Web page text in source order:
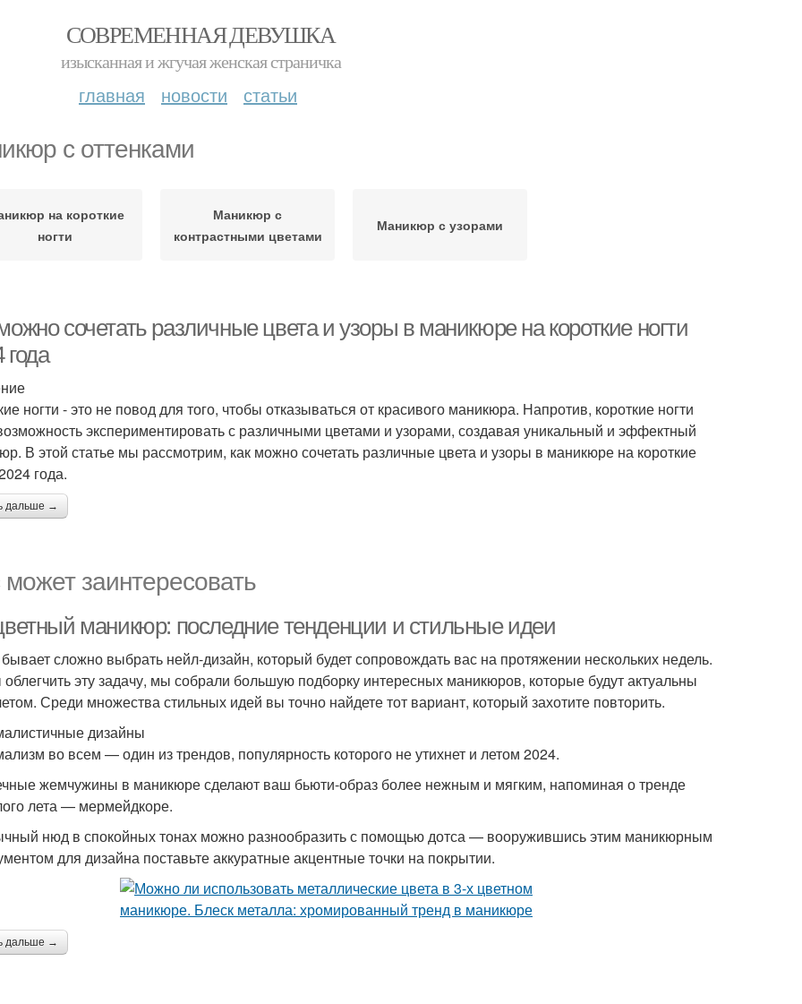
СОВРЕМЕННАЯ ДЕВУШКА
изысканная и жгучая женская страничка
главная новости статьи
с оттенками
на короткие
ногти
Маникюр с
контрастными цветами
Маникюр с узорами
сочетать различные цвета и узоры в маникюре на короткие ногти
года
ногти - это не повод для того, чтобы отказываться от красивого маникюра. Напротив, короткие ногти
экспериментировать с различными цветами и узорами, создавая уникальный и эффектный
В этой статье мы рассмотрим, как можно сочетать различные цвета и узоры в маникюре на короткие
года.
дальше →
заинтересовать
маникюр: последние тенденции и стильные идеи
сложно выбрать нейл-дизайн, который будет сопровождать вас на протяжении нескольких недель.
эту задачу, мы собрали большую подборку интересных маникюров, которые будут актуальны
Среди множества стильных идей вы точно найдете тот вариант, который захотите повторить.
дизайны
во всем — один из трендов, популярность которого не утихнет и летом 2024.
жемчужины в маникюре сделают ваш бьюти-образ более нежным и мягким, напоминая о тренде
лета — мермейдкоре.
нюд в спокойных тонах можно разнообразить с помощью дотса — вооружившись этим маникюрным
для дизайна поставьте аккуратные акцентные точки на покрытии.
дальше →